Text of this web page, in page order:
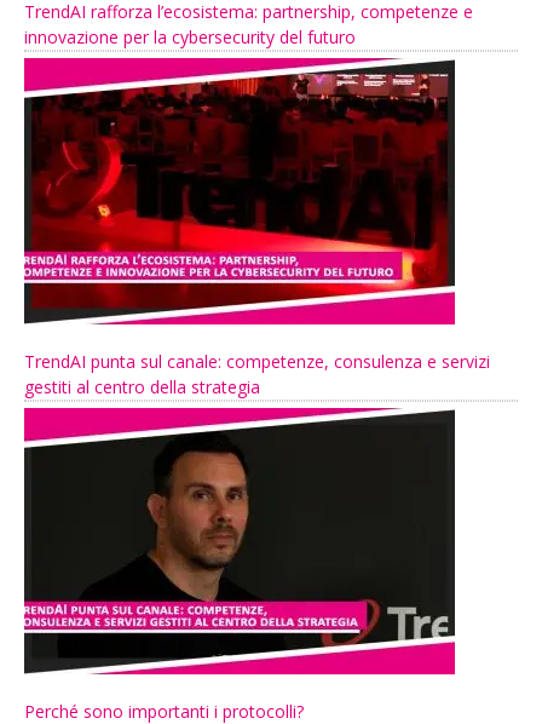
TrendAI rafforza l’ecosistema: partnership, competenze e
innovazione per la cybersecurity del futuro
TrendAI punta sul canale: competenze, consulenza e servizi
gestiti al centro della strategia
Perché sono importanti i protocolli?